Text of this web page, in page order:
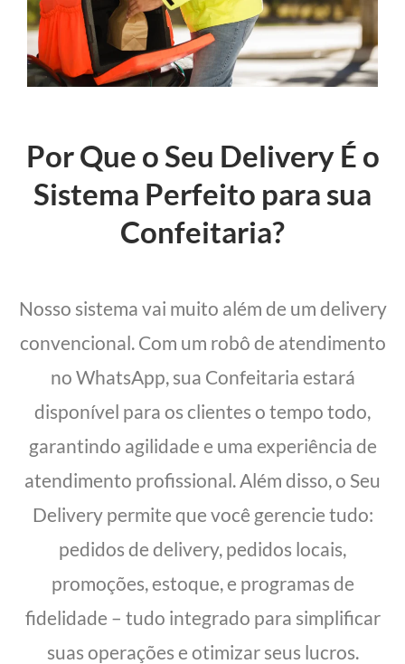
Por Que o Seu Delivery É o
Sistema Perfeito para sua
Confeitaria?
Nosso sistema vai muito além de um delivery
convencional. Com um robô de atendimento
no WhatsApp, sua Confeitaria estará
disponível para os clientes o tempo todo,
garantindo agilidade e uma experiência de
atendimento profissional. Além disso, o Seu
Delivery permite que você gerencie tudo:
pedidos de delivery, pedidos locais,
promoções, estoque, e programas de
fidelidade – tudo integrado para simplificar
suas operações e otimizar seus lucros.